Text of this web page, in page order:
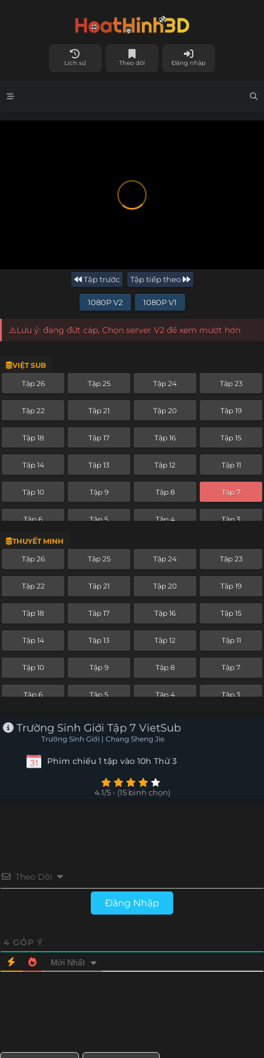
Lịch sử Theo dõi Đăng nhập
Tập trước Tập tiếp theo
1080P V2 1080P V1
⚠️Lưu ý: đang đứt cáp, Chọn server V2 để xem mượt hơn
VIỆT SUB
Tập 26 Tập 25 Tập 24 Tập 23
Tập 22 Tập 21 Tập 20 Tập 19
Tập 18 Tập 17 Tập 16 Tập 15
Tập 14 Tập 13 Tập 12 Tập 11
Tập 10 Tập 9 Tập 8 Tập 7
Tập 6 Tập 5 Tập 4 Tập 3
Tập 2
THUYẾT MINH
Tập 26 Tập 25 Tập 24 Tập 23
Tập 22 Tập 21 Tập 20 Tập 19
Tập 18 Tập 17 Tập 16 Tập 15
Tập 14 Tập 13 Tập 12 Tập 11
Tập 10 Tập 9 Tập 8 Tập 7
Tập 6 Tập 5 Tập 4 Tập 3
Tập 2 Tập 1
Trường Sinh Giới Tập 7 VietSub
Trường Sinh Giới | Chang Sheng Jie
Phim chiếu 1 tập vào 10h Thứ 3
4.1/5 - (15 bình chọn)
Theo Dõi
Đăng Nhập
4 GÓP Ý
Mới Nhất